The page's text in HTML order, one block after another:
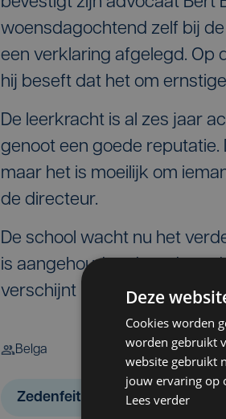
woensdagochtend zelf bij
een verklaring afgelegd. Op
hij beseft dat het om
De leerkracht is al zes jaar
genoot een goede
maar het is moeilijk om
de directeur.
De school wacht nu het
is aangehouden door de
verschijnt hij voor de
Belga
Zedenfeiten
Deze
Cookies worden
worden gebruikt
website gebruikt
jouw ervaring op
Lees verder